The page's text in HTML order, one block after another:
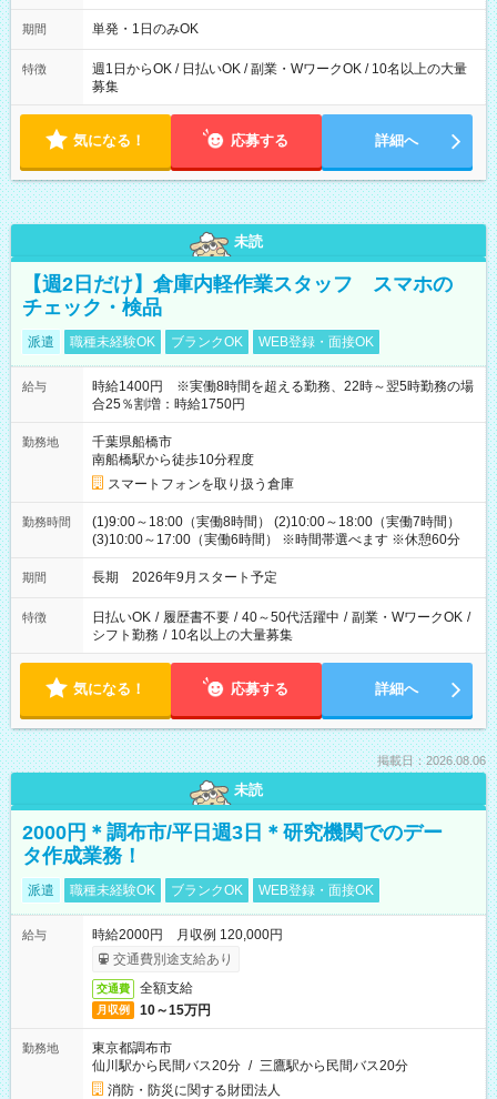
～21：00
期間 単発・1日のみOK
特徴
週1日からOK / 日払いOK / 副業・WワークOK / 10名以上の大量
募集
気になる！ 応募する 詳細へ
未読
【週2日だけ】倉庫内軽作業スタッフ スマホの
チェック・検品
派遣 職種未経験OK ブランクOK WEB登録・面接OK
給与
時給1400円 ※実働8時間を超える勤務、22時～翌5時勤務の場
合25％割増：時給1750円
勤務地
千葉県船橋市
南船橋駅から徒歩10分程度
スマートフォンを取り扱う倉庫
勤務時間
(1)9:00～18:00（実働8時間） (2)10:00～18:00（実働7時間）
(3)10:00～17:00（実働6時間） ※時間帯選べます ※休憩60分
期間 長期 2026年9月スタート予定
特徴 日払いOK / 履歴書不要 / 40～50代活躍中 / 副業・WワークOK /
シフト勤務 / 10名以上の大量募集
気になる！ 応募する 詳細へ
掲載日：2026.08.06
未読
2000円＊調布市/平日週3日＊研究機関でのデー
タ作成業務！
派遣 職種未経験OK ブランクOK WEB登録・面接OK
給与
時給2000円 月収例 120,000円
交通費別途支給あり
交通費 全額支給
月収例 10～15万円
勤務地
東京都調布市
仙川駅から民間バス20分 / 三鷹駅から民間バス20分
消防・防災に関する財団法人